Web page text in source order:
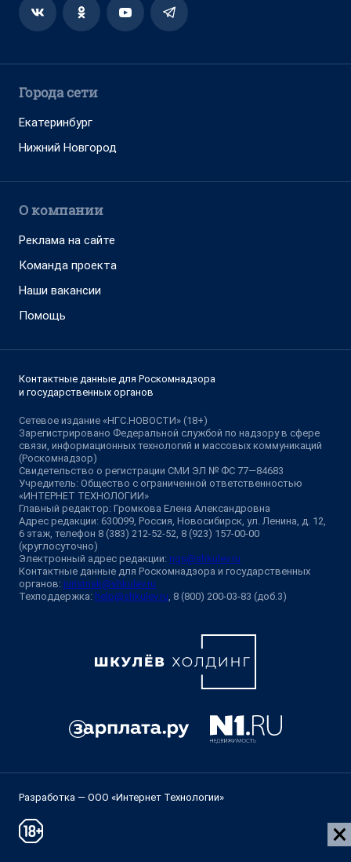
Города сети
Екатеринбург
Нижний Новгород
О компании
Реклама на сайте
Команда проекта
Наши вакансии
Помощь
Контактные данные для Роскомнадзора
и государственных органов
Сетевое издание «НГС.НОВОСТИ» (18+)
Зарегистрировано Федеральной службой по надзору в сфере
связи, информационных технологий и массовых коммуникаций
(Роскомнадзор)
Свидетельство о регистрации СМИ ЭЛ № ФС 77—84683
Учредитель: Общество с ограниченной ответственностью
«ИНТЕРНЕТ ТЕХНОЛОГИИ»
Главный редактор: Громкова Елена Александровна
Адрес редакции: 630099, Россия, Новосибирск, ул. Ленина, д. 12,
6 этаж, телефон 8 (383) 212-52-52, 8 (923) 157-00-00
(круглосуточно)
Электронный адрес редакции: ngs@shkulev.ru
Контактные данные для Роскомнадзора и государственных
органов: juristnsk@shkulev.ru
Техподдержка: help@shkulev.ru , 8 (800) 200-03-83 (доб.3)
Разработка — ООО «Интернет Технологии»